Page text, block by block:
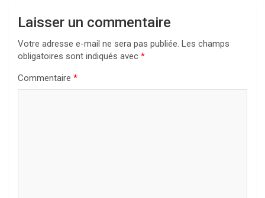
Laisser un commentaire
Votre adresse e-mail ne sera pas publiée. Les champs
obligatoires sont indiqués avec *
Commentaire *